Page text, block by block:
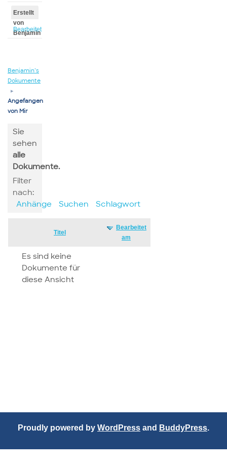
Erstellt
von
Benjamin
Bearbeitet
Benjamin’s
Dokumente
▸
Angefangen
von Mir
Sie
sehen
alle
Dokumente.
Filter
nach:
Anhänge
Suchen Schlagwort
Titel
Bearbeitet
am
Es sind keine
Dokumente für
diese Ansicht
Proudly powered by WordPress and BuddyPress.